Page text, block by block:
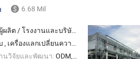
6.68 Mil
ผู้ผลิต / โรงงานและบริษัทผู้ค้า
, เครื่องทำความเย็นอากาศ , เครื่องแลกเปลี่ยนความร้อนที่ใช้การระบายความร้อนด้วยอากาศ , คอนเดนเซอร์แบบเปลือกและท่อ
นวิจัยและพัฒนา:ODM,OEM